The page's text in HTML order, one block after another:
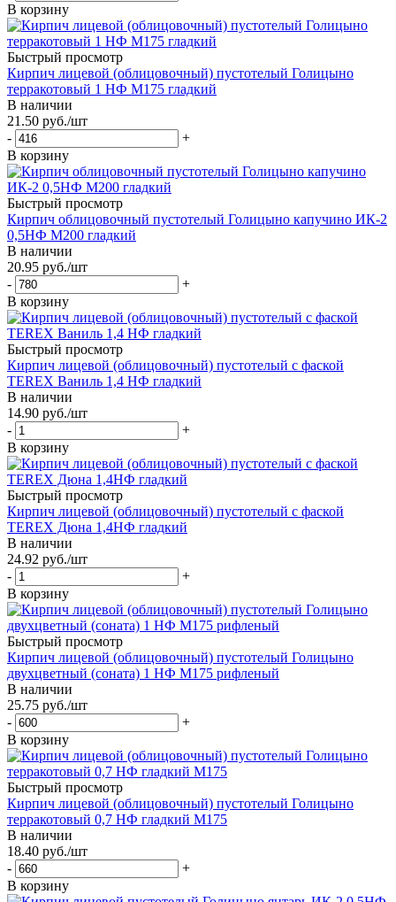
В корзину
Быстрый просмотр
Кирпич лицевой (облицовочный) пустотелый Голицыно
терракотовый 1 НФ М175 гладкий
В наличии
21.50 руб./шт
-
+
В корзину
Быстрый просмотр
Кирпич облицовочный пустотелый Голицыно капучино ИК-2
0,5НФ М200 гладкий
В наличии
20.95 руб./шт
-
+
В корзину
Быстрый просмотр
Кирпич лицевой (облицовочный) пустотелый с фаской
TEREX Ваниль 1,4 НФ гладкий
В наличии
14.90 руб./шт
-
+
В корзину
Быстрый просмотр
Кирпич лицевой (облицовочный) пустотелый с фаской
TEREX Дюна 1,4НФ гладкий
В наличии
24.92 руб./шт
-
+
В корзину
Быстрый просмотр
Кирпич лицевой (облицовочный) пустотелый Голицыно
двухцветный (соната) 1 НФ М175 рифленый
В наличии
25.75 руб./шт
-
+
В корзину
Быстрый просмотр
Кирпич лицевой (облицовочный) пустотелый Голицыно
терракотовый 0,7 НФ гладкий М175
В наличии
18.40 руб./шт
-
+
В корзину